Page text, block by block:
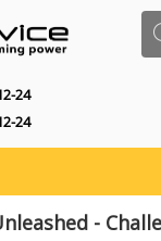
24
24
-